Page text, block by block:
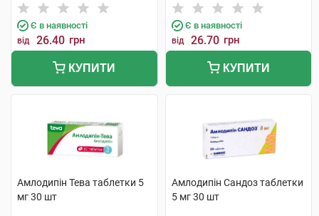
Є в наявності
від 26.40 грн
КУПИТИ
Є в наявності
від 26.70 грн
КУПИТИ
Амлодипін Тева таблетки 5
мг 30 шт
Амлодипін Сандоз таблетки
5 мг 30 шт